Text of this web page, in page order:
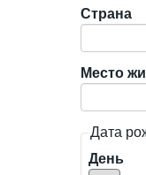
Страна
Место
Дата
День